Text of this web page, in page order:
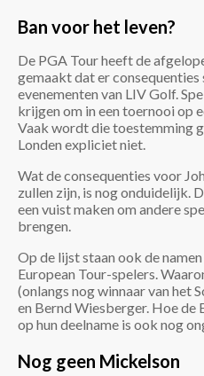
Ban voor het leven?
De PGA Tour heeft de
gemaakt dat er consequenties
evenementen van LIV Golf.
krijgen om in een toernooi op
Vaak wordt die toestemming
Londen expliciet niet.
Wat de consequenties voor
zullen zijn, is nog onduidelijk.
een vuist maken om andere
brengen.
Op de lijst staan ook de
European Tour-spelers.
(onlangs nog winnaar van het
en Bernd Wiesberger. Hoe de
op hun deelname is ook nog
Nog geen Mickelson